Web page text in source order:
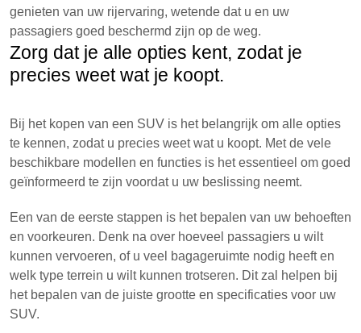
genieten van uw rijervaring, wetende dat u en uw
passagiers goed beschermd zijn op de weg.
Zorg dat je alle opties kent, zodat je
precies weet wat je koopt.
Bij het kopen van een SUV is het belangrijk om alle opties
te kennen, zodat u precies weet wat u koopt. Met de vele
beschikbare modellen en functies is het essentieel om goed
geïnformeerd te zijn voordat u uw beslissing neemt.
Een van de eerste stappen is het bepalen van uw behoeften
en voorkeuren. Denk na over hoeveel passagiers u wilt
kunnen vervoeren, of u veel bagageruimte nodig heeft en
welk type terrein u wilt kunnen trotseren. Dit zal helpen bij
het bepalen van de juiste grootte en specificaties voor uw
SUV.